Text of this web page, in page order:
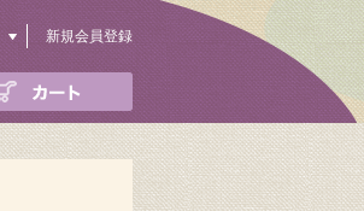
新規会員登録